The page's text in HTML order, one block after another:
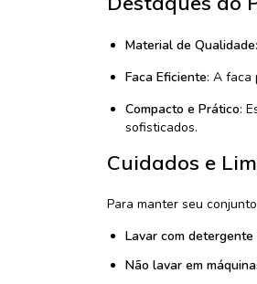
Material de Qualidade
Faca Eficiente: A faca
Compacto e Prático:
sofisticados.
Cuidados e
Para manter seu
Lavar com
Não lavar em